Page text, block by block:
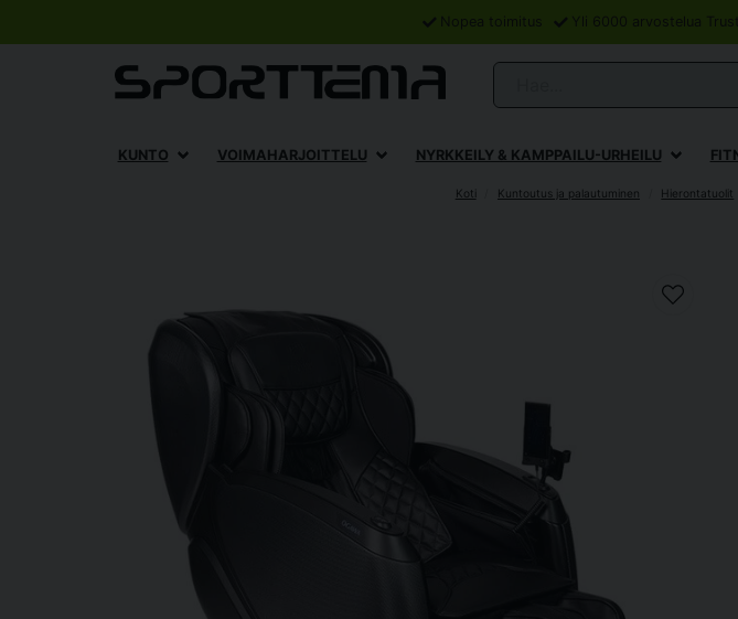
Nopea toimitus Yli 6000 arvostelua
KUNTO VOIMAHARJOITTELU NYRKKEILY & KAMPPAILU-URHEILU
Koti Kuntoutus ja palautuminen Hierontatuolit